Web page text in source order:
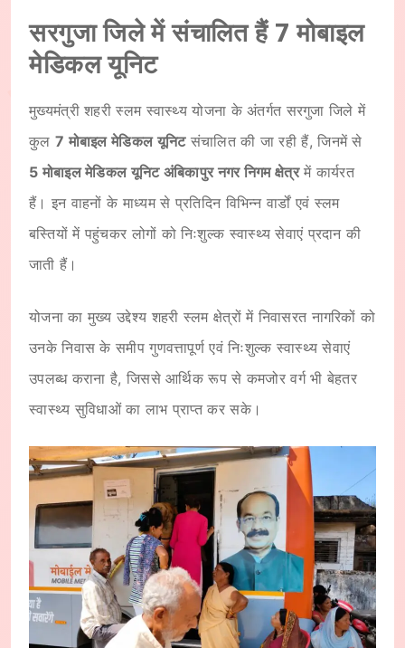
सरगुजा जिले में संचालित हैं 7 मोबाइल
मेडिकल यूनिट
मुख्यमंत्री शहरी स्लम स्वास्थ्य योजना के अंतर्गत सरगुजा जिले में
कुल 7 मोबाइल मेडिकल यूनिटसंचालित की जा रही हैं, जिनमें से
5 मोबाइल मेडिकल यूनिट अंबिकापुर नगर निगम क्षेत्रमें कार्यरत
हैं। इन वाहनों के माध्यम से प्रतिदिन विभिन्न वार्डों एवं स्लम
बस्तियों में पहुंचकर लोगों को निःशुल्क स्वास्थ्य सेवाएं प्रदान की
जाती हैं।
योजना का मुख्य उद्देश्य शहरी स्लम क्षेत्रों में निवासरत नागरिकों को
उनके निवास के समीप गुणवत्तापूर्ण एवं निःशुल्क स्वास्थ्य सेवाएं
उपलब्ध कराना है, जिससे आर्थिक रूप से कमजोर वर्ग भी बेहतर
स्वास्थ्य सुविधाओं का लाभ प्राप्त कर सके।